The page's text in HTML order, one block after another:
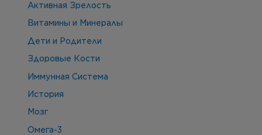
Активная Зрелость
Витамины и Минералы
Дети и Родители
Здоровые Кости
Иммунная Система
История
Мозг
Омега-3